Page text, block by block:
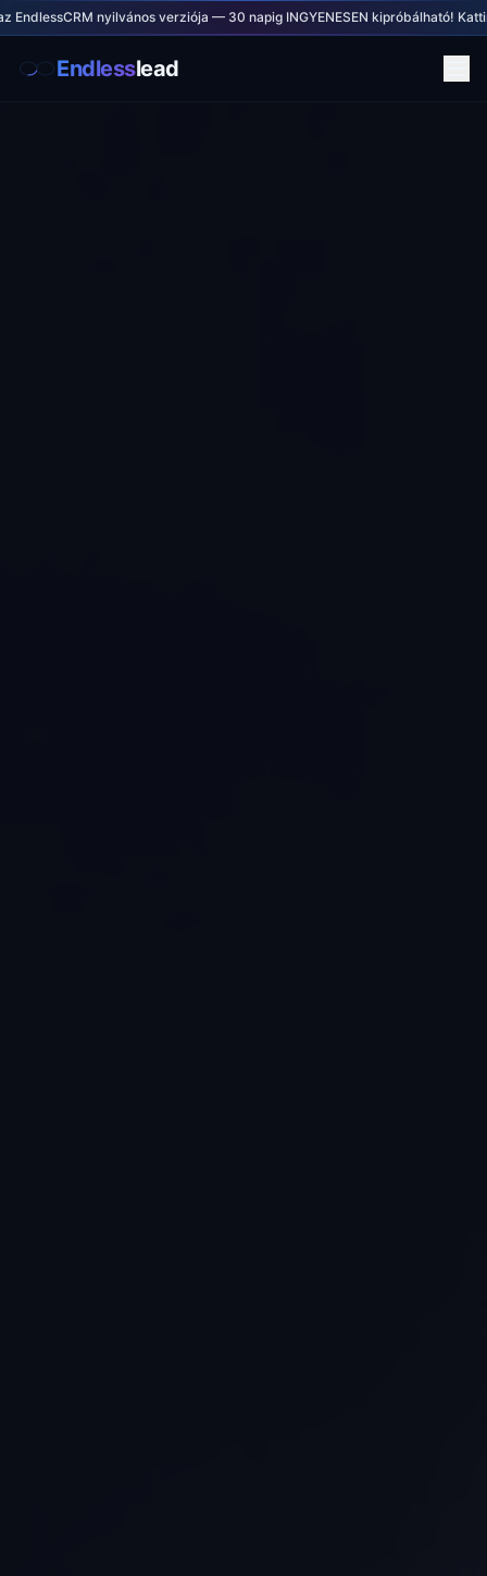
nyilvános verziója — 30 napig INGYENESEN kipróbálható!
Endlesslead